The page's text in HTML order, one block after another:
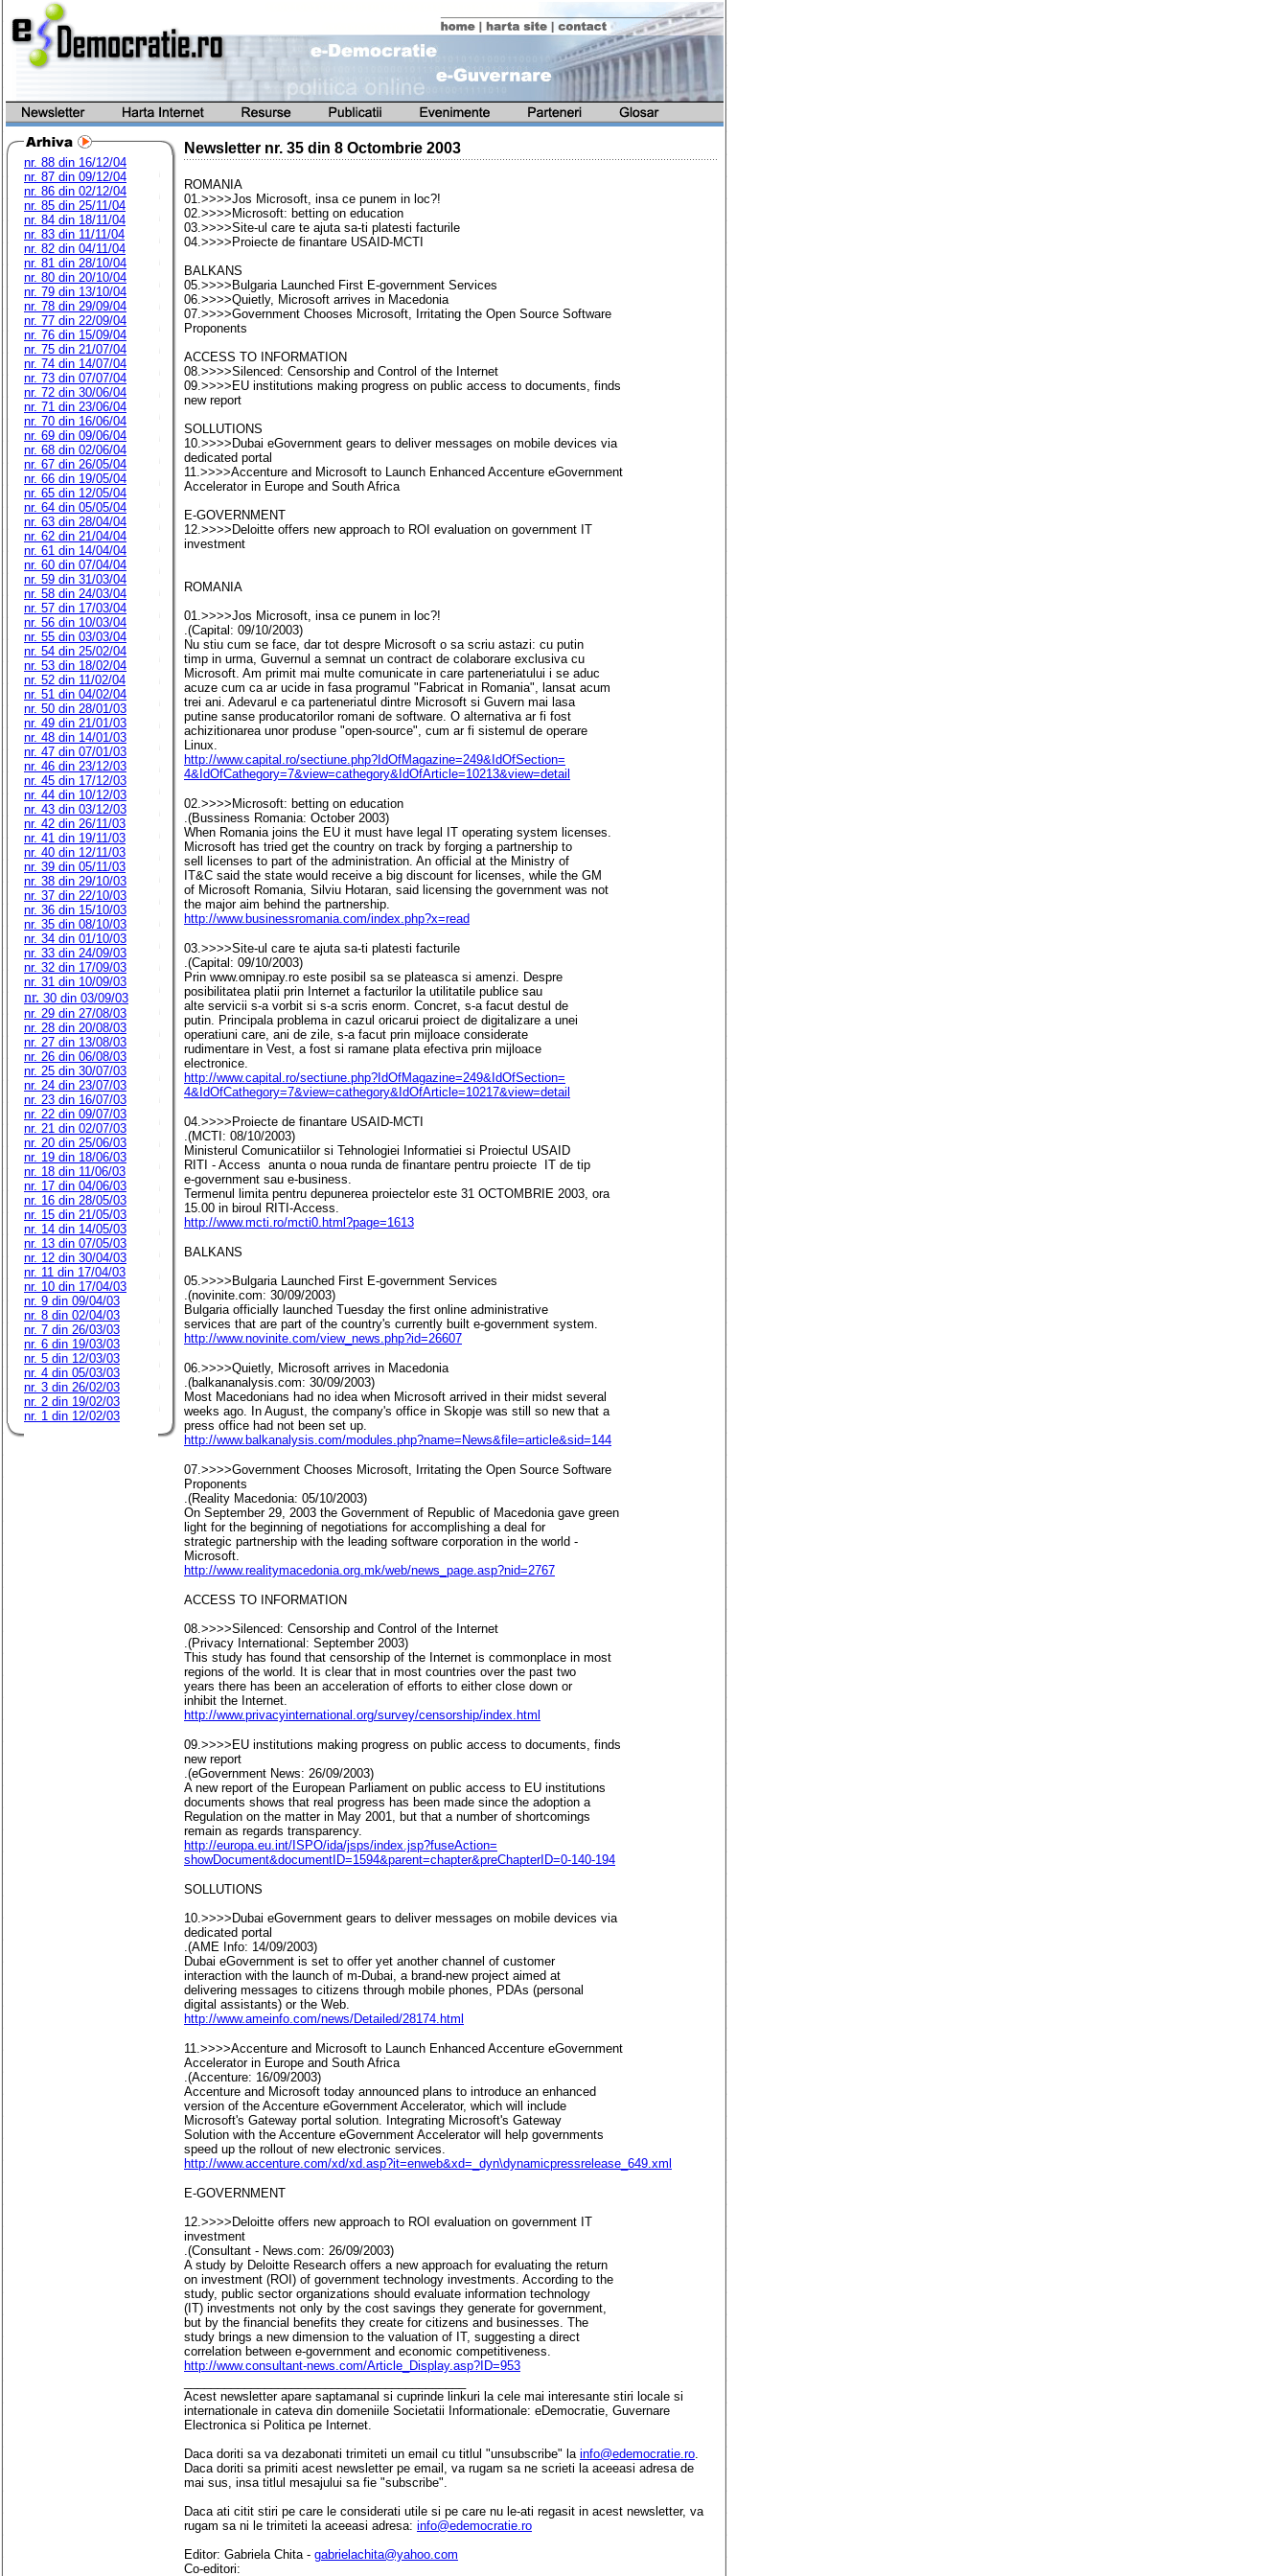
nr. 88 din 16/12/04
nr. 87 din 09/12/04
nr. 86 din 02/12/04
nr. 85 din 25/11/04
nr. 84 din 18/11/04
nr. 83 din 11/11/04
nr. 82 din 04/11/04
nr. 81 din 28/10/04
nr. 80 din 20/10/04
nr. 79 din 13/10/04
nr. 78 din 29/09/04
nr. 77 din 22/09/04
nr. 76 din 15/09/04
nr. 75 din 21/07/04
nr. 74 din 14/07/04
nr. 73 din 07/07/04
nr. 72 din 30/06/04
nr. 71 din 23/06/04
nr. 70 din 16/06/04
nr. 69 din 09/06/04
nr. 68 din 02/06/04
nr. 67 din 26/05/04
nr. 66 din 19/05/04
nr. 65 din 12/05/04
nr. 64 din 05/05/04
nr. 63 din 28/04/04
nr. 62 din 21/04/04
nr. 61 din 14/04/04
nr. 60 din 07/04/04
nr. 59 din 31/03/04
nr. 58 din 24/03/04
nr. 57 din 17/03/04
nr. 56 din 10/03/04
nr. 55 din 03/03/04
nr. 54 din 25/02/04
nr. 53 din 18/02/04
nr. 52 din 11/02/04
nr. 51 din 04/02/04
nr. 50 din 28/01/03
nr. 49 din 21/01/03
nr. 48 din 14/01/03
nr. 47 din 07/01/03
nr. 46 din 23/12/03
nr. 45 din 17/12/03
nr. 44 din 10/12/03
nr. 43 din 03/12/03
nr. 42 din 26/11/03
nr. 41 din 19/11/03
nr. 40 din 12/11/03
nr. 39 din 05/11/03
nr. 38 din 29/10/03
nr. 37 din 22/10/03
nr. 36 din 15/10/03
nr. 35 din 08/10/03
nr. 34 din 01/10/03
nr. 33 din 24/09/03
nr. 32 din 17/09/03
nr. 31 din 10/09/03
nr. 30 din 03/09/03
nr. 29 din 27/08/03
nr. 28 din 20/08/03
nr. 27 din 13/08/03
nr. 26 din 06/08/03
nr. 25 din 30/07/03
nr. 24 din 23/07/03
nr. 23 din 16/07/03
nr. 22 din 09/07/03
nr. 21 din 02/07/03
nr. 20 din 25/06/03
nr. 19 din 18/06/03
nr. 18 din 11/06/03
nr. 17 din 04/06/03
nr. 16 din 28/05/03
nr. 15 din 21/05/03
nr. 14 din 14/05/03
nr. 13 din 07/05/03
nr. 12 din 30/04/03
nr. 11 din 17/04/03
nr. 10 din 17/04/03
nr. 9 din 09/04/03
nr. 8 din 02/04/03
nr. 7 din 26/03/03
nr. 6 din 19/03/03
nr. 5 din 12/03/03
nr. 4 din 05/03/03
nr. 3 din 26/02/03
nr. 2 din 19/02/03
nr. 1 din 12/02/03
Newsletter nr. 35 din 8 Octombrie 2003
ROMANIA
01.>>>>Jos Microsoft, insa ce punem in loc?!
02.>>>>Microsoft: betting on education
03.>>>>Site-ul care te ajuta sa-ti platesti facturile
04.>>>>Proiecte de finantare USAID-MCTI
BALKANS
05.>>>>Bulgaria Launched First E-government Services
06.>>>>Quietly, Microsoft arrives in Macedonia
07.>>>>Government Chooses Microsoft, Irritating the Open Source Software
Proponents
ACCESS TO INFORMATION
08.>>>>Silenced: Censorship and Control of the Internet
09.>>>>EU institutions making progress on public access to documents, finds
new report
SOLLUTIONS
10.>>>>Dubai eGovernment gears to deliver messages on mobile devices via
dedicated portal
11.>>>>Accenture and Microsoft to Launch Enhanced Accenture eGovernment
Accelerator in Europe and South Africa
E-GOVERNMENT
12.>>>>Deloitte offers new approach to ROI evaluation on government IT
investment
ROMANIA
01.>>>>Jos Microsoft, insa ce punem in loc?!
.(Capital: 09/10/2003)
Nu stiu cum se face, dar tot despre Microsoft o sa scriu astazi: cu putin
timp in urma, Guvernul a semnat un contract de colaborare exclusiva cu
Microsoft. Am primit mai multe comunicate in care parteneriatului i se aduc
acuze cum ca ar ucide in fasa programul "Fabricat in Romania", lansat acum
trei ani. Adevarul e ca parteneriatul dintre Microsoft si Guvern mai lasa
putine sanse producatorilor romani de software. O alternativa ar fi fost
achizitionarea unor produse "open-source", cum ar fi sistemul de operare
Linux.
http://www.capital.ro/sectiune.php?IdOfMagazine=249&IdOfSection=
4&IdOfCathegory=7&view=cathegory&IdOfArticle=10213&view=detail
02.>>>>Microsoft: betting on education
.(Bussiness Romania: October 2003)
When Romania joins the EU it must have legal IT operating system licenses.
Microsoft has tried get the country on track by forging a partnership to
sell licenses to part of the administration. An official at the Ministry of
IT&C said the state would receive a big discount for licenses, while the GM
of Microsoft Romania, Silviu Hotaran, said licensing the government was not
the major aim behind the partnership.
http://www.businessromania.com/index.php?x=read
03.>>>>Site-ul care te ajuta sa-ti platesti facturile
.(Capital: 09/10/2003)
Prin www.omnipay.ro este posibil sa se plateasca si amenzi. Despre
posibilitatea platii prin Internet a facturilor la utilitatile publice sau
alte servicii s-a vorbit si s-a scris enorm. Concret, s-a facut destul de
putin. Principala problema in cazul oricarui proiect de digitalizare a unei
operatiuni care, ani de zile, s-a facut prin mijloace considerate
rudimentare in Vest, a fost si ramane plata efectiva prin mijloace
electronice.
http://www.capital.ro/sectiune.php?IdOfMagazine=249&IdOfSection=
4&IdOfCathegory=7&view=cathegory&IdOfArticle=10217&view=detail
04.>>>>Proiecte de finantare USAID-MCTI
.(MCTI: 08/10/2003)
Ministerul Comunicatiilor si Tehnologiei Informatiei si Proiectul USAID
RITI - Access anunta o noua runda de finantare pentru proiecte IT de tip
e-government sau e-business.
Termenul limita pentru depunerea proiectelor este 31 OCTOMBRIE 2003, ora
15.00 in biroul RITI-Access.
http://www.mcti.ro/mcti0.html?page=1613
BALKANS
05.>>>>Bulgaria Launched First E-government Services
.(novinite.com: 30/09/2003)
Bulgaria officially launched Tuesday the first online administrative
services that are part of the country's currently built e-government system.
http://www.novinite.com/view_news.php?id=26607
06.>>>>Quietly, Microsoft arrives in Macedonia
.(balkananalysis.com: 30/09/2003)
Most Macedonians had no idea when Microsoft arrived in their midst several
weeks ago. In August, the company's office in Skopje was still so new that a
press office had not been set up.
http://www.balkanalysis.com/modules.php?name=News&file=article&sid=144
07.>>>>Government Chooses Microsoft, Irritating the Open Source Software
Proponents
.(Reality Macedonia: 05/10/2003)
On September 29, 2003 the Government of Republic of Macedonia gave green
light for the beginning of negotiations for accomplishing a deal for
strategic partnership with the leading software corporation in the world -
Microsoft.
http://www.realitymacedonia.org.mk/web/news_page.asp?nid=2767
ACCESS TO INFORMATION
08.>>>>Silenced: Censorship and Control of the Internet
.(Privacy International: September 2003)
This study has found that censorship of the Internet is commonplace in most
regions of the world. It is clear that in most countries over the past two
years there has been an acceleration of efforts to either close down or
inhibit the Internet.
http://www.privacyinternational.org/survey/censorship/index.html
09.>>>>EU institutions making progress on public access to documents, finds
new report
.(eGovernment News: 26/09/2003)
A new report of the European Parliament on public access to EU institutions
documents shows that real progress has been made since the adoption a
Regulation on the matter in May 2001, but that a number of shortcomings
remain as regards transparency.
http://europa.eu.int/ISPO/ida/jsps/index.jsp?fuseAction=
showDocument&documentID=1594&parent=chapter&preChapterID=0-140-194
SOLLUTIONS
10.>>>>Dubai eGovernment gears to deliver messages on mobile devices via
dedicated portal
.(AME Info: 14/09/2003)
Dubai eGovernment is set to offer yet another channel of customer
interaction with the launch of m-Dubai, a brand-new project aimed at
delivering messages to citizens through mobile phones, PDAs (personal
digital assistants) or the Web.
http://www.ameinfo.com/news/Detailed/28174.html
11.>>>>Accenture and Microsoft to Launch Enhanced Accenture eGovernment
Accelerator in Europe and South Africa
.(Accenture: 16/09/2003)
Accenture and Microsoft today announced plans to introduce an enhanced
version of the Accenture eGovernment Accelerator, which will include
Microsoft's Gateway portal solution. Integrating Microsoft's Gateway
Solution with the Accenture eGovernment Accelerator will help governments
speed up the rollout of new electronic services.
http://www.accenture.com/xd/xd.asp?it=enweb&xd=_dyn\dynamicpressrelease_649.xml
E-GOVERNMENT
12.>>>>Deloitte offers new approach to ROI evaluation on government IT
investment
.(Consultant - News.com: 26/09/2003)
A study by Deloitte Research offers a new approach for evaluating the return
on investment (ROI) of government technology investments. According to the
study, public sector organizations should evaluate information technology
(IT) investments not only by the cost savings they generate for government,
but by the financial benefits they create for citizens and businesses. The
study brings a new dimension to the valuation of IT, suggesting a direct
correlation between e-government and economic competitiveness.
http://www.consultant-news.com/Article_Display.asp?ID=953
Acest newsletter apare saptamanal si cuprinde linkuri la cele mai interesante stiri locale si
internationale in cateva din domeniile Societatii Informationale: eDemocratie, Guvernare
Electronica si Politica pe Internet.
Daca doriti sa va dezabonati trimiteti un email cu titlul "unsubscribe" la info@edemocratie.ro.
Daca doriti sa primiti acest newsletter pe email, va rugam sa ne scrieti la aceeasi adresa de
mai sus, insa titlul mesajului sa fie "subscribe".
Daca ati citit stiri pe care le considerati utile si pe care nu le-ati regasit in acest newsletter, va
rugam sa ni le trimiteti la aceeasi adresa: info@edemocratie.ro
Editor: Gabriela Chita - gabrielachita@yahoo.com
Co-editori: